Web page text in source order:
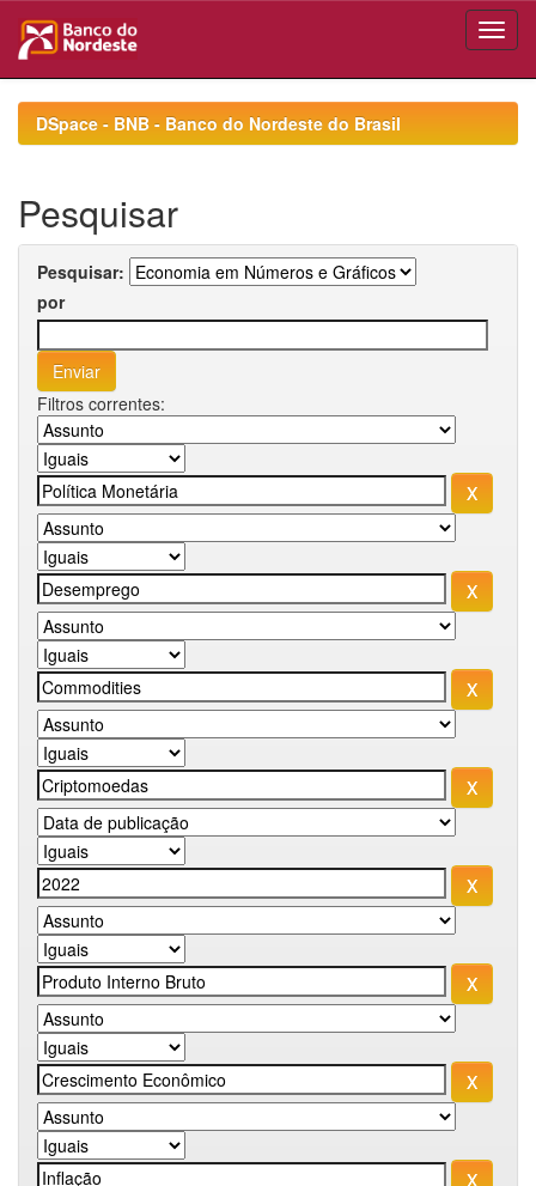
navigationDSpace - BNB - Banco do Nordeste do Brasil
Pesquisar
Pesquisar:
por
Filtros correntes: